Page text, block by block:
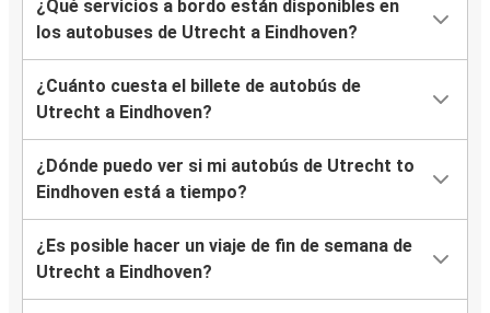
¿Qué servicios a bordo están disponibles en
los autobuses de Utrecht a Eindhoven?
¿Cuánto cuesta el billete de autobús de
Utrecht a Eindhoven?
¿Dónde puedo ver si mi autobús de Utrecht to
Eindhoven está a tiempo?
¿Es posible hacer un viaje de fin de semana de
Utrecht a Eindhoven?